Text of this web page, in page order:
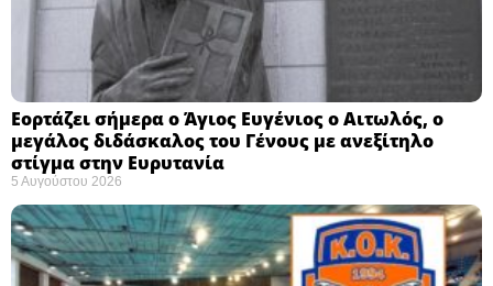
Εορτάζει σήμερα ο Άγιος Ευγένιος ο Αιτωλός, ο
μεγάλος διδάσκαλος του Γένους με ανεξίτηλο
στίγμα στην Ευρυτανία
5 Αυγούστου 2026